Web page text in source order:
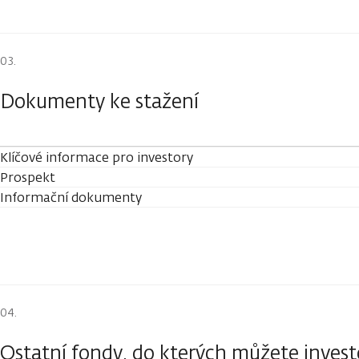
Dokumenty ke stažení
Klíčové informace pro investory
Prospekt
Informační dokumenty
Ostatní fondy, do kterých můžete